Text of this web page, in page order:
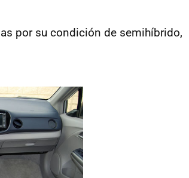
por su condición de semihíbrido,